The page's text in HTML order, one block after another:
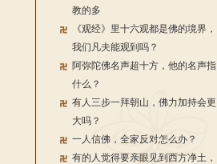
教的多
《观经》里十六观都是佛的境界，
我们凡夫能观到吗？
阿弥陀佛名声超十方，他的名声指
什么？
有人三步一拜朝山，佛力加持会更
大吗？
一人信佛，全家反对怎么办？
有的人觉得要亲眼见到西方净土，